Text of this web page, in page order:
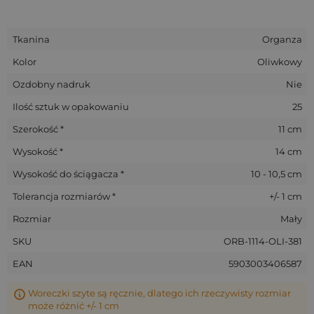
Tkanina
Organza
Kolor
Oliwkowy
Ozdobny nadruk
Nie
Ilość sztuk w opakowaniu
25
Szerokość *
11 cm
Wysokość *
14 cm
Wysokość do ściągacza *
10 - 10,5 cm
Tolerancja rozmiarów *
+/- 1 cm
Rozmiar
Mały
SKU
ORB-1114-OLI-381
EAN
5903003406587
Woreczki szyte są ręcznie, dlatego ich rzeczywisty rozmiar
może różnić +/- 1 cm